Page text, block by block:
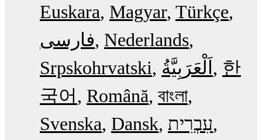
Euskara Magyar Türkçe
فارسی Nederlands
Srpskohrvatski
한
국어
Română বাংলা
Svenska Dansk עִבְרִית